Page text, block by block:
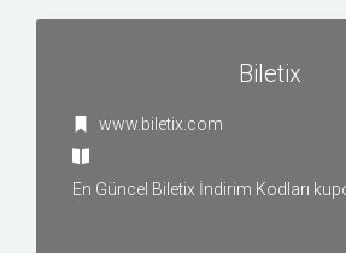
Biletix
www.biletix.com
En Güncel Biletix İndirim Kodları